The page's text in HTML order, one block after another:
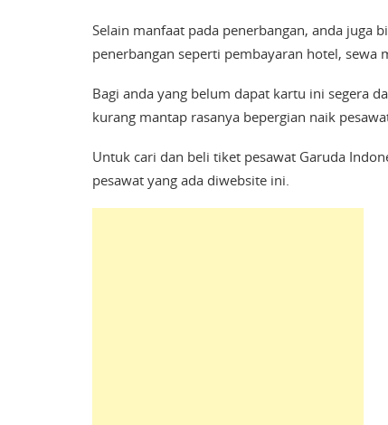
Selain manfaat pada penerbangan, anda juga
penerbangan seperti pembayaran hotel, sewa
Bagi anda yang belum dapat kartu ini segera
kurang mantap rasanya bepergian naik
Untuk cari dan beli tiket pesawat Garuda
pesawat yang ada diwebsite ini.